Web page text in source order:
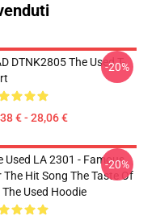
DTNK2805 The Used T-
€ - 28,06 €
-20%
Used LA 2301 - Famous
The Hit Song The Taste Of
The Used Hoodie
-20%